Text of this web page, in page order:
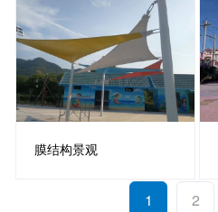
膜结构景观
1 2